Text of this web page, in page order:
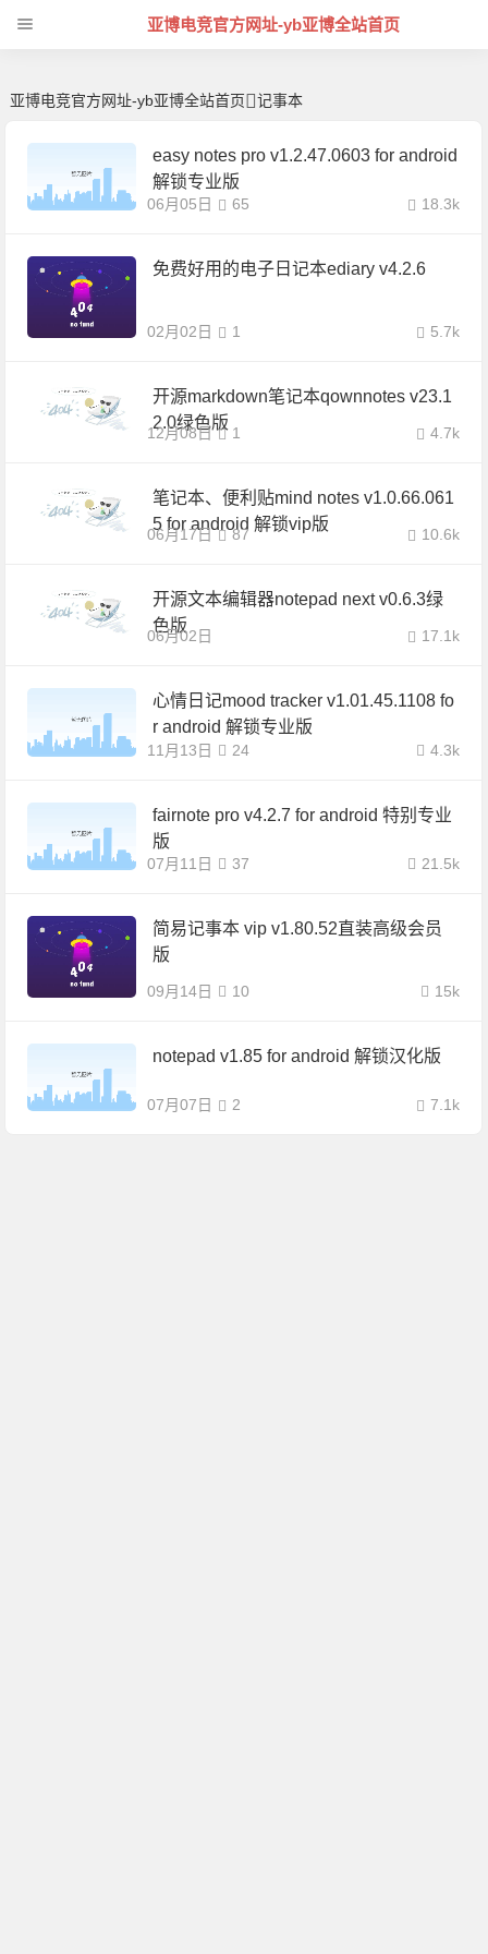
记事本 | 芊芊精典-亚博电竞官方网址
亚博电竞官方网址-yb亚博全站首页
亚博电竞官方网址-yb亚博全站首页 记事本
easy notes pro v1.2.47.0603 for android
解锁专业版
06月05日 18.3k
65
免费好用的电子日记本ediary v4.2.6
02月02日 5.7k
1
开源markdown笔记本qownnotes v23.1
2.0绿色版
12月08日 4.7k
1
笔记本、便利贴mind notes v1.0.66.061
5 for android 解锁vip版
06月17日 10.6k
87
开源文本编辑器notepad next v0.6.3绿
色版
06月02日 17.1k
心情日记mood tracker v1.01.45.1108 fo
r android 解锁专业版
11月13日 4.3k
24
fairnote pro v4.2.7 for android 特别专业
版
07月11日 21.5k
37
简易记事本 vip v1.80.52直装高级会员
版
09月14日 15k
10
notepad v1.85 for android 解锁汉化版
07月07日 7.1k
2